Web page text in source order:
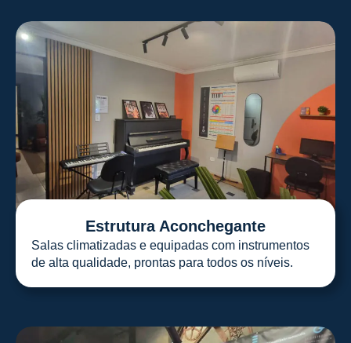
Estrutura Aconchegante
Salas climatizadas e equipadas com instrumentos
de alta qualidade, prontas para todos os níveis.